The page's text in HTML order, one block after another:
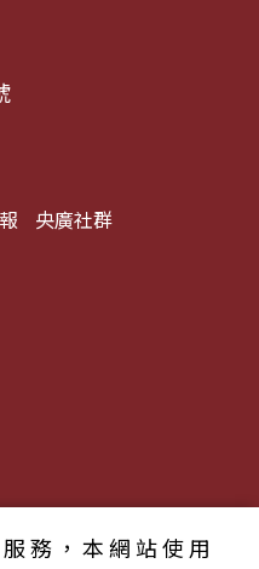
央廣社群
務，本網站使用